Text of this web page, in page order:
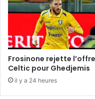
Frosinone rejette
Celtic pour Ghedjemis
il y a 24 heures